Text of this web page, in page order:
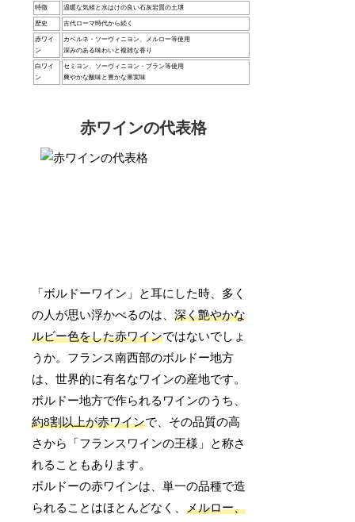
特徴 温暖な気候と水はけの良い石灰岩質の土壌
歴史 古代ローマ時代から続く
赤ワイ
ン
カベルネ・ソーヴィニヨン、メルロー等使用
深みのある味わいと複雑な香り
白ワイ
ン
セミヨン、ソーヴィニヨン・ブラン等使用
爽やかな酸味と豊かな果実味
赤ワインの代表格
「ボルドーワイン」と耳にした時、多く
の人が思い浮かべるのは、深く艶やかな
ルビー色をした赤ワインではないでしょ
うか。フランス南西部のボルドー地方
は、世界的に有名なワインの産地です。
ボルドー地方で作られるワインのうち、
約8割以上が赤ワインで、その品質の高
さから「フランスワインの王様」と称さ
れることもあります。
ボルドーの赤ワインは、単一の品種で造
られることはほとんどなく、メルロー、